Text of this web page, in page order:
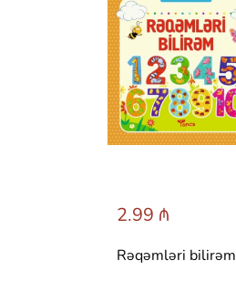
2.99 ₼
Rəqəmləri bilirəm